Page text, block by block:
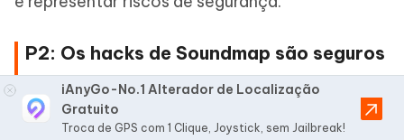
P2: Os hacks de Soundmap são seguros
de usar?
R: Os hacks de Soundmap podem melhorar a
iAnyGo-No.1 Alterador de Localização
Gratuito
Troca de GPS com 1 Clique, Joystick, sem Jailbreak!